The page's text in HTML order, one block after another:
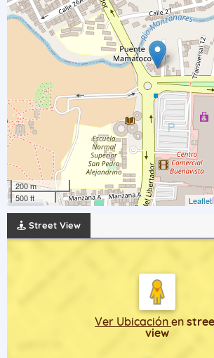
200 m
500 ft
Leaflet
Street View
Ver Ubicación en
view